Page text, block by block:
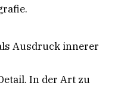
Ausdruck innerer
In der Art zu